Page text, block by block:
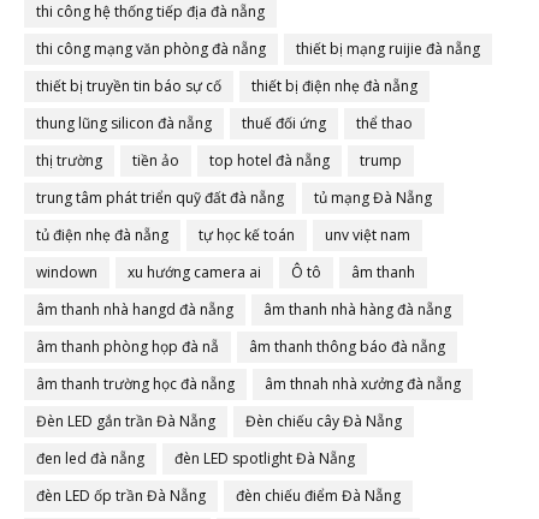
thi công hệ thống tiếp địa đà nẵng
thi công mạng văn phòng đà nẵng
thiết bị mạng ruijie đà nẵng
thiết bị truyền tin báo sự cố
thiết bị điện nhẹ đà nẵng
thung lũng silicon đà nẵng
thuế đối ứng
thể thao
thị trường
tiền ảo top hotel đà nẵng
trump
trung tâm phát triển quỹ đất đà nẵng
tủ mạng Đà Nẵng
tủ điện nhẹ đà nẵng
tự học kế toán
unv việt nam
windown
xu hướng camera ai Ô tô
âm thanh
âm thanh nhà hangd đà nẵng
âm thanh nhà hàng đà nẵng
âm thanh phòng họp đà nẵ
âm thanh thông báo đà nẵng
âm thanh trường học đà nẵng
âm thnah nhà xưởng đà nẵng
Đèn LED gắn trần Đà Nẵng
Đèn chiếu cây Đà Nẵng
đen led đà nẵng
đèn LED spotlight Đà Nẵng
đèn LED ốp trần Đà Nẵng
đèn chiếu điểm Đà Nẵng